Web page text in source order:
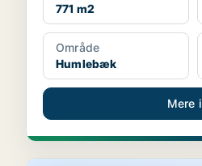
771 m2
Område
Humlebæk
Mere